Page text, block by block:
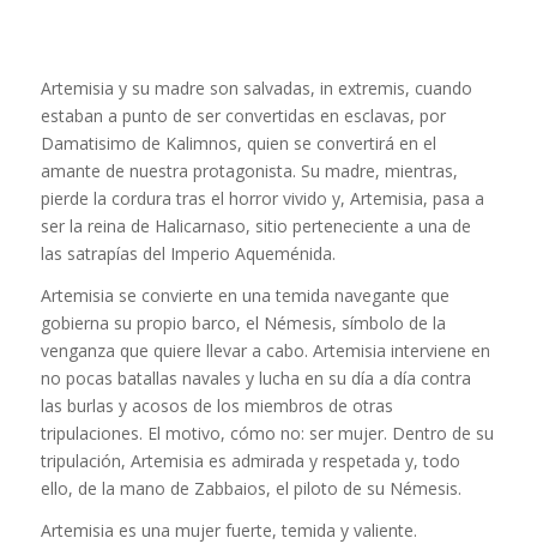
Artemisia y su madre son salvadas, in extremis, cuando
estaban a punto de ser convertidas en esclavas, por
Damatisimo de Kalimnos, quien se convertirá en el
amante de nuestra protagonista. Su madre, mientras,
pierde la cordura tras el horror vivido y, Artemisia, pasa a
ser la reina de Halicarnaso, sitio perteneciente a una de
las satrapías del Imperio Aqueménida.
Artemisia se convierte en una temida navegante que
gobierna su propio barco, el Némesis, símbolo de la
venganza que quiere llevar a cabo. Artemisia interviene en
no pocas batallas navales y lucha en su día a día contra
las burlas y acosos de los miembros de otras
tripulaciones. El motivo, cómo no: ser mujer. Dentro de su
tripulación, Artemisia es admirada y respetada y, todo
ello, de la mano de Zabbaios, el piloto de su Némesis.
Artemisia es una mujer fuerte, temida y valiente.